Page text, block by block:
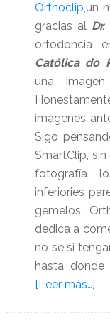
Orthoclip,un
gracias al
ortodoncia
Católica do
una
imágenes
Sigo
SmartClip,
fotografía
inferiories
gemelos.
dedica a
no se si
hasta
[Leer más…]